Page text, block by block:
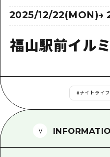
学び・体験
歴史・文化
自然
宮島周辺
山口県東部
日帰り
半日
2泊3日
山口県東部
愛媛県
島根県
施設の混
手荷物預
観光案内所
広島県を訪
ボランテ
お問い合わせ
事業者・学校
2025/12/22(MON)→
福山駅前イル
#ナイトライフ